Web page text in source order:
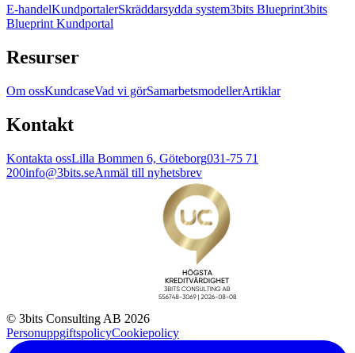
E-handelKundportalerSkräddarsydda system3bits Blueprint3bits
Blueprint Kundportal
Resurser
Om ossKundcaseVad vi görSamarbetsmodellerArtiklar
Kontakt
Kontakta ossLilla Bommen 6, Göteborg031-75 71
200info@3bits.seAnmäl till nyhetsbrev
© 3bits Consulting AB 2026
PersonuppgiftspolicyCookiepolicy